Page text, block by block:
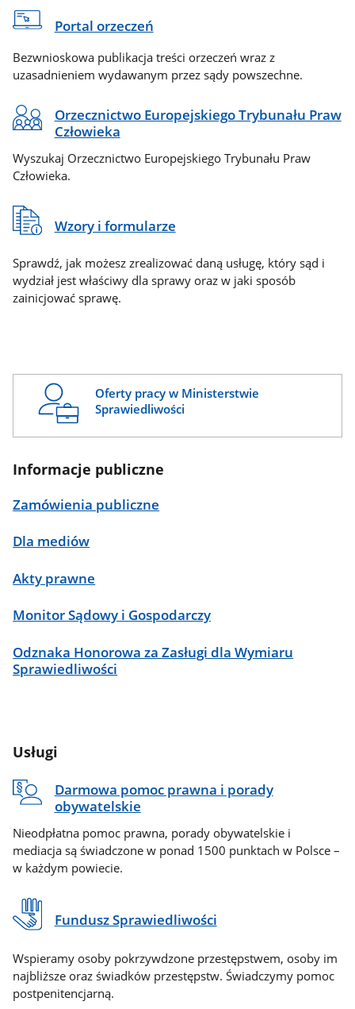
Portal orzeczeń
Bezwnioskowa publikacja treści orzeczeń wraz z
uzasadnieniem wydawanym przez sądy powszechne.
Orzecznictwo Europejskiego Trybunału Praw
Człowieka
Wyszukaj Orzecznictwo Europejskiego Trybunału Praw
Człowieka.
Wzory i formularze
Sprawdź, jak możesz zrealizować daną usługę, który sąd i
wydział jest właściwy dla sprawy oraz w jaki sposób
zainicjować sprawę.
Oferty pracy w Ministerstwie
Sprawiedliwości
Informacje publiczne
Zamówienia publiczne
Dla mediów
Akty prawne
Monitor Sądowy i Gospodarczy
Odznaka Honorowa za Zasługi dla Wymiaru
Sprawiedliwości
Usługi
Darmowa pomoc prawna i porady
obywatelskie
Nieodpłatna pomoc prawna, porady obywatelskie i
mediacja są świadczone w ponad 1500 punktach w Polsce –
w każdym powiecie.
Fundusz Sprawiedliwości
Wspieramy osoby pokrzywdzone przestępstwem, osoby im
najbliższe oraz świadków przestępstw. Świadczymy pomoc
postpenitencjarną.